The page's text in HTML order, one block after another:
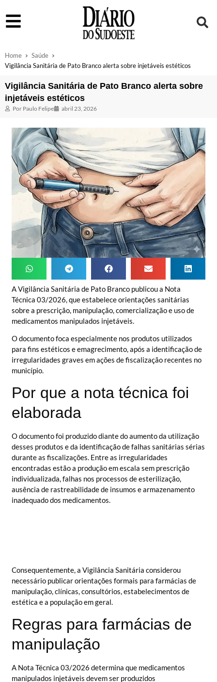
Home
Saúde
Vigilância Sanitária de Pato Branco alerta sobre injetáveis estéticos
Vigilância Sanitária de Pato Branco alerta sobre
injetáveis estéticos
Por Paulo Felipe abril 23, 2026
A Vigilância Sanitária de Pato Branco publicou a Nota
Técnica 03/2026, que estabelece orientações sanitárias
sobre a prescrição, manipulação, comercialização e uso de
medicamentos manipulados injetáveis.
O documento foca especialmente nos produtos utilizados
para fins estéticos e emagrecimento, após a identificação de
irregularidades graves em ações de fiscalização recentes no
município.
Por que a nota técnica foi
elaborada
O documento foi produzido diante do aumento da utilização
desses produtos e da identificação de falhas sanitárias sérias
durante as fiscalizações. Entre as irregularidades
encontradas estão a produção em escala sem prescrição
individualizada, falhas nos processos de esterilização,
ausência de rastreabilidade de insumos e armazenamento
inadequado dos medicamentos.
Consequentemente, a Vigilância Sanitária considerou
necessário publicar orientações formais para farmácias de
manipulação, clínicas, consultórios, estabelecimentos de
estética e a população em geral.
Regras para farmácias de
manipulação
A Nota Técnica 03/2026 determina que medicamentos
manipulados injetáveis devem ser produzidos